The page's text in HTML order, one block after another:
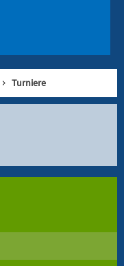
Turniere